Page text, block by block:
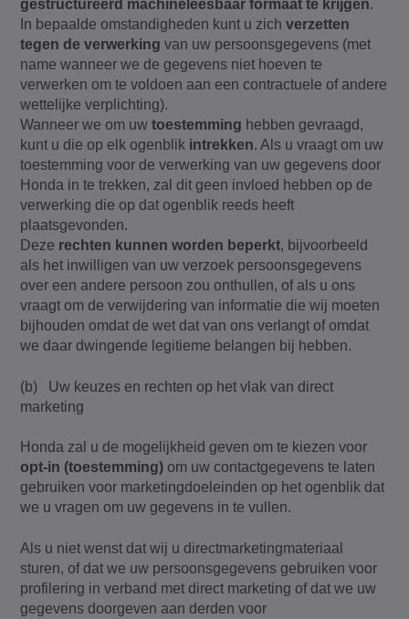
gestructureerd machineleesbaar formaat te krijgen.
In bepaalde omstandigheden kunt u zichverzetten
tegen de verwerking van uw persoonsgegevens (met
name wanneer we de gegevens niet hoeven te
verwerken om te voldoen aan een contractuele of andere
wettelijke verplichting).
Wanneer we om uwtoestemming hebben gevraagd,
kunt u die op elk ogenblik intrekken. Als u vraagt om uw
toestemming voor de verwerking van uw gegevens door
Honda in te trekken, zal dit geen invloed hebben op de
verwerking die op dat ogenblik reeds heeft
plaatsgevonden.
Deze rechten kunnen worden beperkt, bijvoorbeeld
als het inwilligen van uw verzoek persoonsgegevens
over een andere persoon zou onthullen, of als u ons
vraagt om de verwijdering van informatie die wij moeten
bijhouden omdat de wet dat van ons verlangt of omdat
we daar dwingende legitieme belangen bij hebben.
(b) Uw keuzes en rechten op het vlak van direct
marketing
Honda zal u de mogelijkheid geven om te kiezen voor
opt-in (toestemming)om uw contactgegevens te laten
gebruiken voor marketingdoeleinden op het ogenblik dat
we u vragen om uw gegevens in te vullen.
Als u niet wenst dat wij u directmarketingmateriaal
sturen, of dat we uw persoonsgegevens gebruiken voor
profilering in verband met direct marketing of dat we uw
gegevens doorgeven aan derden voor